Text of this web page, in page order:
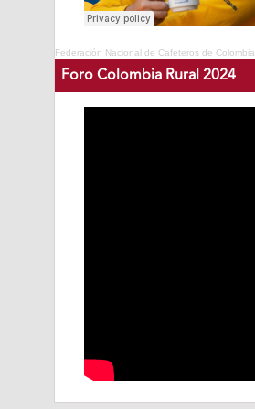
Federación Nacional de Cafeteros de Colombia
Foro Colombia Rural 2024